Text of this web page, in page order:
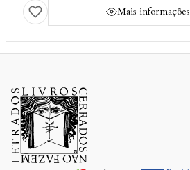
Mais informações